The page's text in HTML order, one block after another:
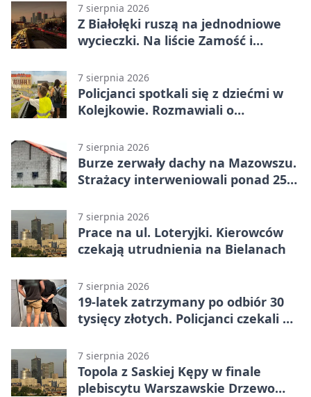
7 sierpnia 2026
Z Białołęki ruszą na jednodniowe
wycieczki. Na liście Zamość i
7 sierpnia 2026
Policjanci spotkali się z dziećmi w
Kolejkowie. Rozmawiali o
7 sierpnia 2026
Burze zerwały dachy na Mazowszu.
Strażacy interweniowali ponad 250
7 sierpnia 2026
Prace na ul. Loteryjki. Kierowców
czekają utrudnienia na Bielanach
7 sierpnia 2026
19-latek zatrzymany po odbiór 30
tysięcy złotych. Policjanci czekali w
7 sierpnia 2026
Topola z Saskiej Kępy w finale
plebiscytu Warszawskie Drzewo